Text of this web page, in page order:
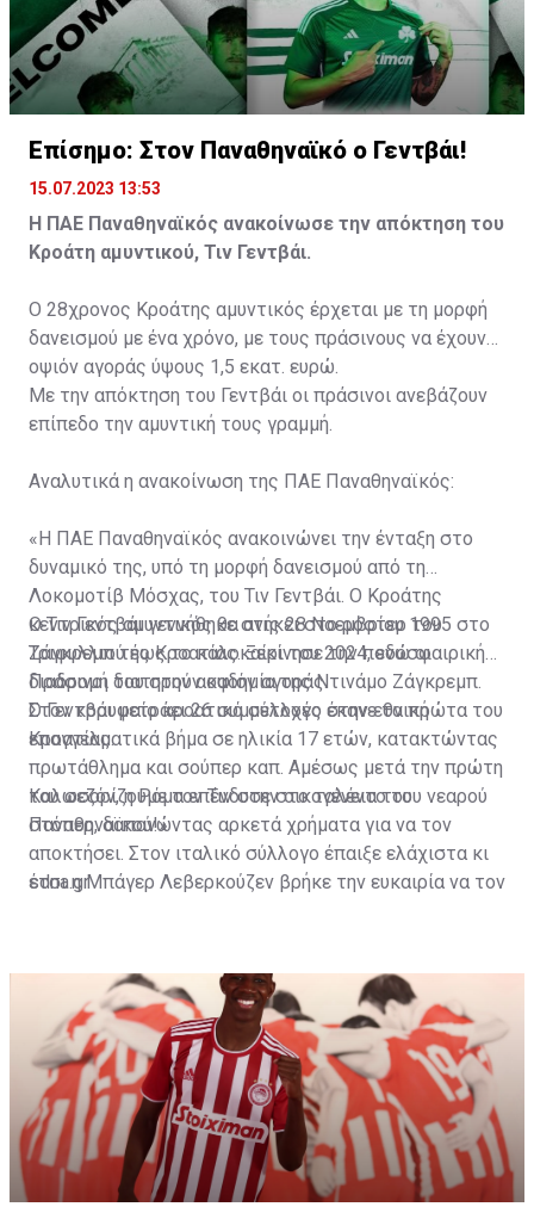
Επίσημο: Στον Παναθηναϊκό ο Γεντβάι!
15.07.2023 13:53
Η ΠΑΕ Παναθηναϊκός ανακοίνωσε την απόκτηση του
Κροάτη αμυντικού, Τιν Γεντβάι.
Ο 28χρονος Κροάτης αμυντικός έρχεται με τη μορφή
δανεισμού με ένα χρόνο, με τους πράσινους να έχουν
οψιόν αγοράς ύψους 1,5 εκατ. ευρώ.
Με την απόκτηση του Γεντβάι οι πράσινοι ανεβάζουν
επίπεδο την αμυντική τους γραμμή.
Αναλυτικά η ανακοίνωση της ΠΑΕ Παναθηναϊκός:
«Η ΠΑΕ Παναθηναϊκός ανακοινώνει την ένταξη στο
δυναμικό της, υπό τη μορφή δανεισμού από τη
Λοκομοτίβ Μόσχας, του Τιν Γεντβάι. Ο Κροάτης
κεντρικός αμυντικός θα ανήκει στο ρόστερ του
Τριφυλλιού έως το καλοκαίρι του 2024, ενώ οι
Πράσινοι διατηρούν οψιόν αγοράς.
Ο Τιν Γεντβάι γεννήθηκε στις 28 Νοεμβρίου 1995 στο
Ζάγκρεμπ της Κροατίας. Ξεκίνησε την ποδοσφαιρική
διαδρομή του στην ακαδημία της Ντινάμο Ζάγκρεμπ.
Στον κορυφαίο κροατικό σύλλογο έκανε τα πρώτα του
επαγγελματικά βήμα σε ηλικία 17 ετών, κατακτώντας
πρωτάθλημα και σούπερ καπ. Αμέσως μετά την πρώτη
του σεζόν, η Ρόμα επένδυσε στο ταλέντο του νεαρού
στόπερ, δαπανώντας αρκετά χρήματα για να τον
αποκτήσει. Στον ιταλικό σύλλογο έπαιξε ελάχιστα κι
έτσι η Μπάγερ Λεβερκούζεν βρήκε την ευκαιρία να τον
Στο Λεβερκούζεν παρέμεινε για μια πενταετία σερί,
προτού δοθεί δανεικός το 2019 στην Άουγκσμπουργκ.
Παίζοντας βασικός σχεδόν σε όλα τα παιχνίδια, η
Λεβερκούζεν αποφάσισε να του δώσει ακόμα μία
σεζόν, την τελευταία του στον γερμανικό σύλλογο. Εν
τέλει το 2021 η Λοκομοτίβ Μόσχας τον αγόρασε και
έτσι ο Γεντβάι συνέχισε την καριέρα του στη Ρωσία.
Εκεί έπαιξε για μιάμιση σεζόν, προτού ζητήσει να
φύγει το χειμώνα του 2023, λόγω του αποκλεισμού
Ο Γεντβάι μετράει 26 συμμετοχές στην εθνική
Κροατίας.
Καλωσορίζουμε τον Τιν στην οικογένεια του
Παναθηναϊκού!»
sdna.gr